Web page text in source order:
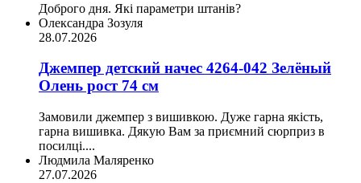
Доброго дня. Які параметри штанів?
Олександра Зозуля
28.07.2026
Джемпер детский начес 4264-042 Зелёный
Олень рост 74 см
Замовили джемпер з вишивкою. Дуже гарна якість,
гарна вишивка. Дякую Вам за приємний сюрприз в
посилці....
Людмила Маляренко
27.07.2026